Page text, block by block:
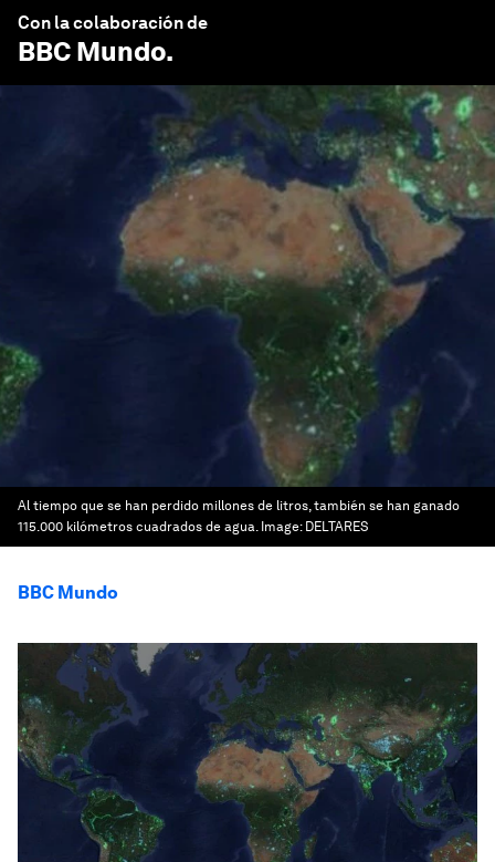
Con la colaboración de
BBC Mundo.
Al tiempo que se han perdido millones de litros, también se han ganado
115.000 kilómetros cuadrados de agua. Image: DELTARES
BBC Mundo